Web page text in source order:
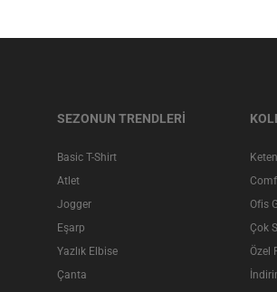
SEZONUN TRENDLERİ
Basic T-Shirt
Atlet
Jogger
Eşarp
Yazlık Elbise
Çanta
Ofis
Çok
Özel